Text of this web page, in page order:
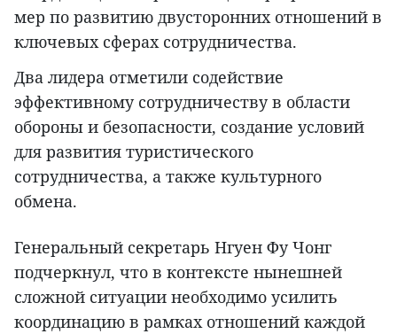
мер по развитию двусторонних отношений в
ключевых сферах сотрудничества.
Два лидера отметили содействие
эффективному сотрудничеству в области
обороны и безопасности, создание условий
для развития туристического
сотрудничества, а также культурного
обмена.
Генеральный секретарь Нгуен Фу Чонг
подчеркнул, что в контексте нынешней
сложной ситуации необходимо усилить
координацию в рамках отношений каждой